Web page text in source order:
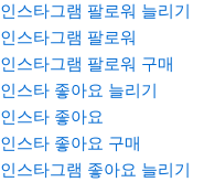
인스타그램 팔로워 늘리기
인스타그램 팔로워
인스타그램 팔로워 구매
인스타 좋아요 늘리기
인스타 좋아요
인스타 좋아요 구매
인스타그램 좋아요 늘리기